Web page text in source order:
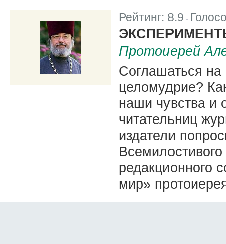
Рейтинг: 8.9
Протоиерей
Соглашаться на
целомудрие?
наши чувства и
читательниц
издатели
редакционного
мир»